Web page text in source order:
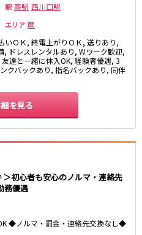
駅 蕨駅 西川口駅
エリア 蕨
いＯＫ, 終電上がりＯＫ, 送りあり,
, ドレスレンタルあり, Wワーク歓迎,
達と一緒に体入OK, 経験者優遇, 3
クバックあり, 指名バックあり, 同伴
を見る
初心者も安心のノルマ・連絡先
務優遇
◆ノルマ・罰金・連絡先交換なし◆
究学園駅
谷駅
駅
町駅
台駅
賀中央駅
駅
森海岸駅